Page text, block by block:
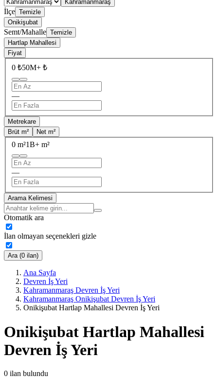
Kahramanmaraş
İlçe Temizle
Onikişubat
Semt/Mahalle Temizle
Hartlap Mahallesi
Fiyat
0 ₺50M+ ₺
—
Metrekare
Brüt m²
Net m²
0 m²1B+ m²
—
Arama Kelimesi
Otomatik ara
İlan olmayan seçenekleri gizle
Ara (0 ilan)
Ana Sayfa
Devren İş Yeri
Kahramanmaraş Devren İş Yeri
Kahramanmaraş Onikişubat Devren İş Yeri
Onikişubat Hartlap Mahallesi Devren İş Yeri
Onikişubat Hartlap Mahallesi
Devren İş Yeri
0 ilan bulundu